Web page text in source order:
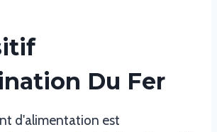
Du Fer
d'alimentation est